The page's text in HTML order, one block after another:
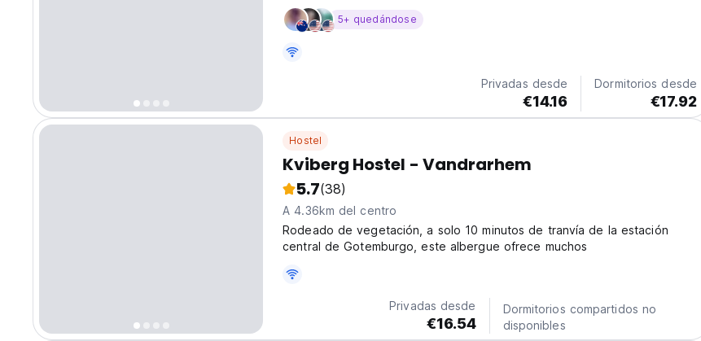
5+ quedándose
Privadas desde
€14.16
Dormitorios desde
€17.92
Hostel
Kviberg Hostel - Vandrarhem
5.7(38)
A 4.36km del centro
Rodeado de vegetación, a solo 10 minutos de tranvía de la estación
central de Gotemburgo, este albergue ofrece muchos
Privadas desde
€16.54
Dormitorios compartidos no
disponibles